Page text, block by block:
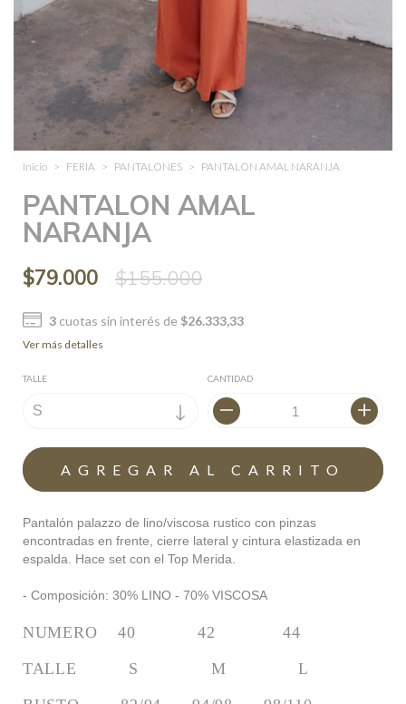
Inicio > FERIA > PANTALONES > PANTALON AMAL NARANJA
PANTALON AMAL
NARANJA
$79.000 $155.000
3cuotas sin interés de $26.333,33
Ver más detalles
TALLE CANTIDAD
Pantalón palazzo de lino/viscosa rustico con pinzas
encontradas en frente, cierre lateral y cintura elastizada en
espalda. Hace set con el Top Merida.
- Composición: 30% LINO - 70% VISCOSA
NUMERO    40            42             44
TALLE          S              M              L